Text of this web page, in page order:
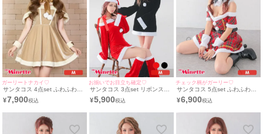
ガーリートナカイ♡
サンタコス 4点set ふわふわフ
レアミニ丈 ポンポン サテン リ
ボン付き フードケープ トナカ
[フード付きケープ+ワンピース
＋カフス＋透明ストラップ]
¥7,900
お揃いでお目立ち確定♡
サンタコス 3点set リボンスト
ラップ オフショル プチプラ サ
ンタ コスプレ [ワンピース+帽
¥5,900
チェック柄がガーリー♡
サンタコス 5点set ふわふわガ
ーリーチェック サンタ コスプ
レ [ワンピース+サンタ帽子+つ
¥6,900